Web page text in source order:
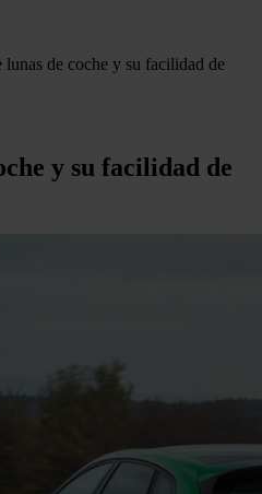
lunas de coche y su facilidad de
y su facilidad de